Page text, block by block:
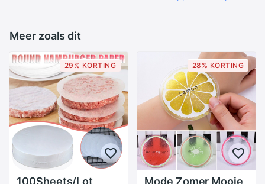
Meer zoals dit
29% KORTING
100Sheets/Lot
28% KORTING
Mode Zomer Mooie